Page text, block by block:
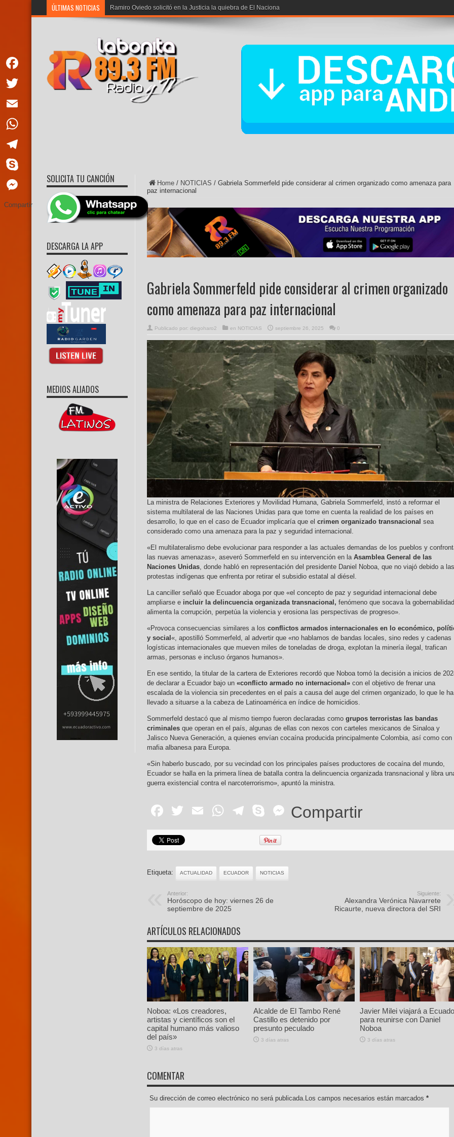
ÚLTIMAS NOTICIAS Ramiro Oviedo solicitó en la Justicia la quiebra de El Nacional
Home / NOTICIAS / Gabriela Sommerfeld pide considerar al crimen organizado como amenaza para
paz internacional
Gabriela Sommerfeld pide considerar al crimen organizado
como amenaza para paz internacional
Publicado por: diegoharo2 en NOTICIAS septiembre 26, 2025 0
La ministra de Relaciones Exteriores y Movilidad Humana, Gabriela Sommerfeld, instó a reformar el
sistema multilateral de las Naciones Unidas para que tome en cuenta la realidad de los países en
desarrollo, lo que en el caso de Ecuador implicaría que el crimen organizado transnacional sea
considerado como una amenaza para la paz y seguridad internacional.
«El multilateralismo debe evolucionar para responder a las actuales demandas de los pueblos y
las nuevas amenazas», aseveró Sommerfeld en su intervención en la Asamblea General de las
Naciones Unidas, donde habló en representación del presidente Daniel Noboa, que no viajó debido a las
protestas indígenas que enfrenta por retirar el subsidio estatal al diésel.
La canciller señaló que Ecuador aboga por que «el concepto de paz y seguridad internacional debe
ampliarse e incluir la delincuencia organizada transnacional, fenómeno que socava la
alimenta la corrupción, perpetúa la violencia y erosiona las perspectivas de progreso».
«Provoca consecuencias similares a los conflictos armados internacionales en lo económico,
y social «, apostilló Sommerfeld, al advertir que «no hablamos de bandas locales, sino redes y cadenas
logísticas internacionales que mueven miles de toneladas de droga, explotan la minería ilegal, trafican
armas, personas e incluso órganos humanos».
En ese sentido, la titular de la cartera de Exteriores recordó que Noboa tomó la decisión a inicios de
de declarar a Ecuador bajo un «conflicto armado no internacional» con el objetivo de frenar una
escalada de la violencia sin precedentes en el país a causa del auge del crimen organizado, lo que le ha
llevado a situarse a la cabeza de Latinoamérica en índice de homicidios.
Sommerfeld destacó que al mismo tiempo fueron declaradas como grupos terroristas las bandas
criminales que operan en el país, algunas de ellas con nexos con carteles mexicanos de Sinaloa y
Jalisco Nueva Generación, a quienes envían cocaína producida principalmente Colombia, así como con
mafia albanesa para Europa.
«Sin haberlo buscado, por su vecindad con los principales países productores de cocaína del mundo,
Ecuador se halla en la primera línea de batalla contra la delincuencia organizada transnacional y libra
guerra existencial contra el narcoterrorismo», apuntó la ministra.
Facebook
Twitter
EmailWhatsApp
Telegram
SkypeMessenger
Compartir
Etiqueta: ACTUALIDAD ECUADOR NOTICIAS
Anterior:
Horóscopo de hoy: viernes 26 de
septiembre de 2025
Siguiente:
Alexandra Verónica Navarrete
Ricaurte, nueva directora del SRI
ARTÍCULOS RELACIONADOS
Noboa: «Los creadores,
artistas y científicos son el
capital humano más valioso
del país»
3 días atras
Alcalde de El Tambo René
Castillo es detenido por
presunto peculado
3 días atras
Javier Milei viajará a
para reunirse con Daniel
Noboa
3 días atras
COMENTAR
Su dirección de correo electrónico no será publicada.Los campos necesarios están marcados *
SOLICITA TU CANCIÓN
DESCARGA LA APP
MEDIOS ALIADOS
Facebook
Twitter
Email
WhatsApp
Telegram
Skype
Messenger
Compartir